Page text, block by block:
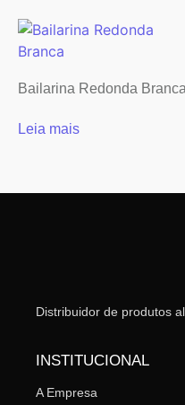
Bailarina Redonda Branca
Leia mais
Distribuidor de produtos
INSTITUCIONAL
A Empresa